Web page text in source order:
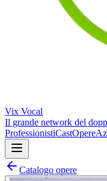
Vix Vocal
Il grande network del
ProfessionistiCastOpere
Catalogo opere